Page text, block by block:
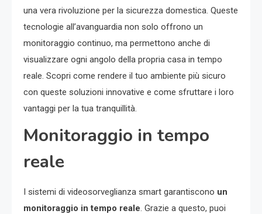
una vera rivoluzione per la sicurezza domestica. Queste
tecnologie all’avanguardia non solo offrono un
monitoraggio continuo, ma permettono anche di
visualizzare ogni angolo della propria casa in tempo
reale. Scopri come rendere il tuo ambiente più sicuro
con queste soluzioni innovative e come sfruttare i loro
vantaggi per la tua tranquillità.
Monitoraggio in tempo
reale
I sistemi di videosorveglianza smart garantiscono un
monitoraggio in tempo reale. Grazie a questo, puoi